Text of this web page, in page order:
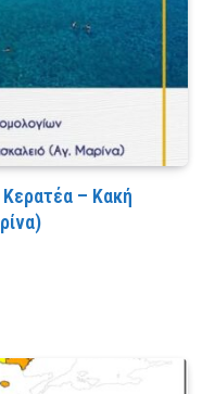
– Κακή